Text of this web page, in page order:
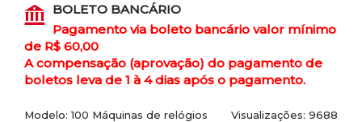
BOLETO BANCÁRIO
Pagamento via boleto bancário valor mínimo
de R$ 60,00
A compensação (aprovação) do pagamento de
boletos leva de 1 à 4 dias após o pagamento.
Visualizações: 9688
Modelo:100 Máquinas de relógios